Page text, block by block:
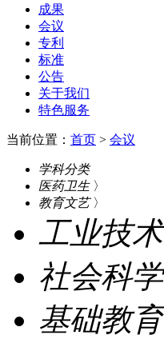
成果
会议
专利
标准
公告
关于我们
特色服务
当前位置： 首页 > 会议
学科分类
医药卫生 〉
教育文艺 〉
工业技术
社会科学
基础教育